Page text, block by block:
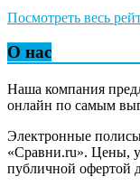
Посмотреть весь
О нас
Наша компания
онлайн по самым
Электронные
«Сравни.ru». Цены,
публичной офертой